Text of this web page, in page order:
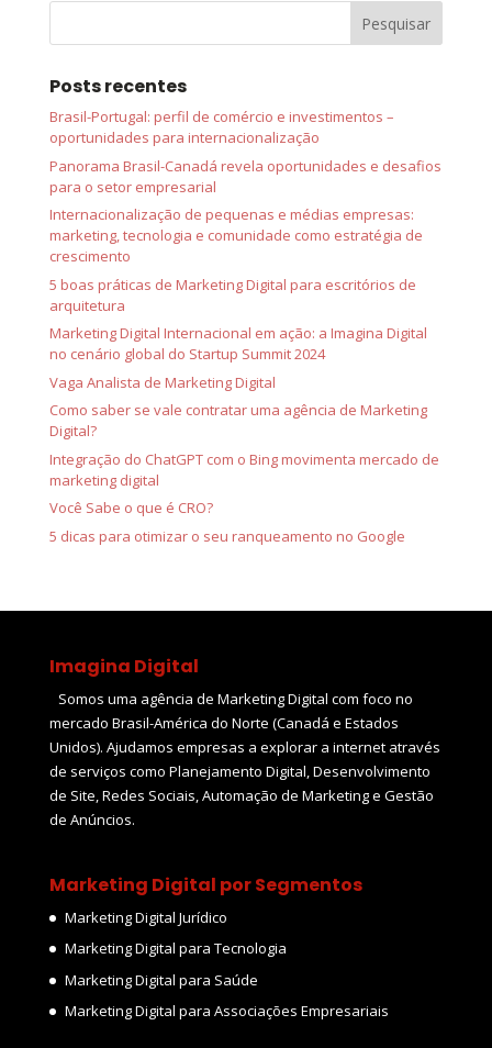
Posts recentes
Brasil-Portugal: perfil de comércio e investimentos –
oportunidades para internacionalização
Panorama Brasil-Canadá revela oportunidades e desafios
para o setor empresarial
Internacionalização de pequenas e médias empresas:
marketing, tecnologia e comunidade como estratégia de
crescimento
5 boas práticas de Marketing Digital para escritórios de
arquitetura
Marketing Digital Internacional em ação: a Imagina Digital
no cenário global do Startup Summit 2024
Vaga Analista de Marketing Digital
Como saber se vale contratar uma agência de Marketing
Digital?
Integração do ChatGPT com o Bing movimenta mercado de
marketing digital
Você Sabe o que é CRO?
5 dicas para otimizar o seu ranqueamento no Google
Imagina Digital
Somos uma agência de Marketing Digital com foco no
mercado Brasil-América do Norte (Canadá e Estados
Unidos). Ajudamos empresas a explorar a internet através
de serviços como Planejamento Digital, Desenvolvimento
de Site, Redes Sociais, Automação de Marketing e Gestão
de Anúncios.
Marketing Digital por Segmentos
Marketing Digital Jurídico
Marketing Digital para Tecnologia
Marketing Digital para Saúde
Marketing Digital para Associações Empresariais